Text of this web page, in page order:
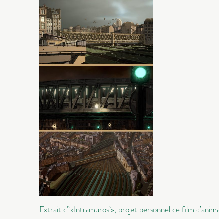
Extrait d' »Intramuros », projet personnel de film